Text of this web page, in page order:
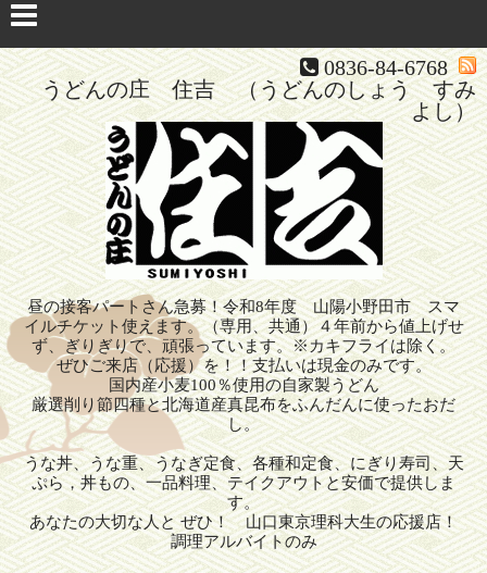
0836-84-6768
うどんの庄 住吉 （うどんのしょう すみ
よし）
昼の接客パートさん急募！令和8年度 山陽小野田市 スマ
イルチケット使えます。（専用、共通）４年前から値上げせ
ず、ぎりぎりで、頑張っています。※カキフライは除く。
ぜひご来店（応援）を！！支払いは現金のみです。
国内産小麦100％使用の自家製うどん
厳選削り節四種と北海道産真昆布をふんだんに使ったおだ
し。
うな丼、うな重、うなぎ定食、各種和定食、にぎり寿司、天
ぷら，丼もの、一品料理、テイクアウトと安価で提供しま
す。
あなたの大切な人と ぜひ！ 山口東京理科大生の応援店！
調理アルバイトのみ